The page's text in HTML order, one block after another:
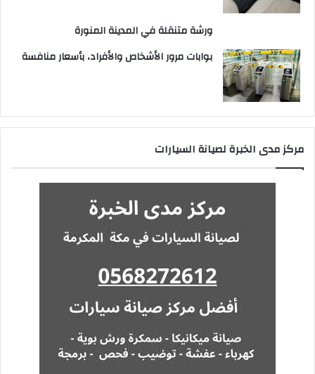
ورشة متنقلة في المدينة المنورة
بوابات مرور الأشخاص والأفراد، بأسعار منافسة
مركز مدى الخبرة لصيانة السيارات